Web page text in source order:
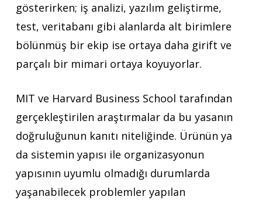
gösterirken; iş analizi, yazılım geliştirme,
test, veritabanı gibi alanlarda alt birimlere
bölünmüş bir ekip ise ortaya daha girift ve
parçalı bir mimari ortaya koyuyorlar.
MIT ve Harvard Business School tarafından
gerçekleştirilen araştırmalar da bu yasanın
doğruluğunun kanıtı niteliğinde. Ürünün ya
da sistemin yapısı ile organizasyonun
yapısının uyumlu olmadığı durumlarda
yaşanabilecek problemler yapılan